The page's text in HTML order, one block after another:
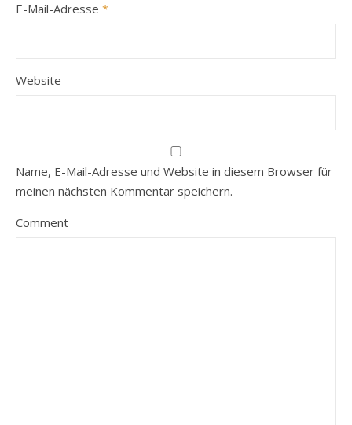
E-Mail-Adresse *
Website
Name, E-Mail-Adresse und Website in diesem Browser für
meinen nächsten Kommentar speichern.
Comment